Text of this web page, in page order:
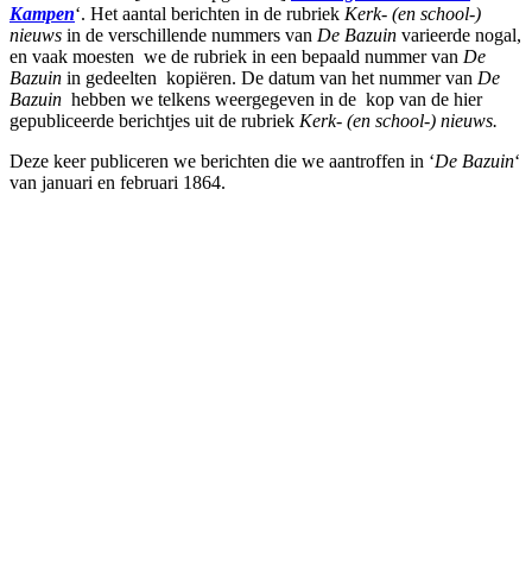
Kampen‘. Het aantal berichten in de rubriek Kerk- (en school-)
nieuws in de verschillende nummers van De Bazuin varieerde nogal,
en vaak moesten we de rubriek in een bepaald nummer van De
Bazuin in gedeelten kopiëren. De datum van het nummer van De
Bazuin hebben we telkens weergegeven in de kop van de hier
gepubliceerde berichtjes uit de rubriek Kerk- (en school-) nieuws.
Deze keer publiceren we berichten die we aantroffen in ‘De Bazuin‘
van januari en februari 1864.